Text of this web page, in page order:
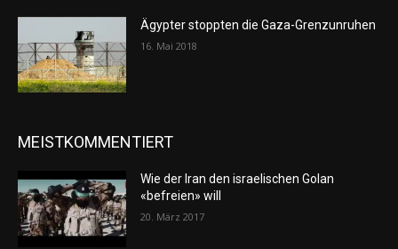
Ägypter stoppten die Gaza-Grenzunruhen
16. Mai 2018
MEISTKOMMENTIERT
Wie der Iran den israelischen Golan
«befreien» will
20. März 2017